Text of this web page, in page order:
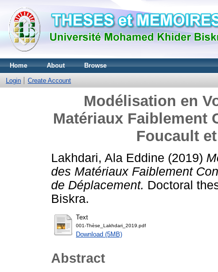
Home About Browse
Login Create Account
Modélisation en
Matériaux Faiblement
Foucault
Lakhdari, Ala Eddine (2019)
des Matériaux Faiblement
de Déplacement. Doctoral
Biskra.
Text
001-Thèse_Lakhdari_2019.pdf
Download (5MB)
Abstract